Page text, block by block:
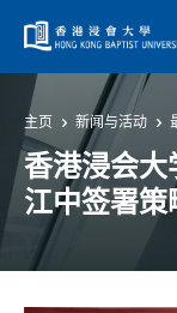
主页 新闻与活动
香港浸会
江中签署